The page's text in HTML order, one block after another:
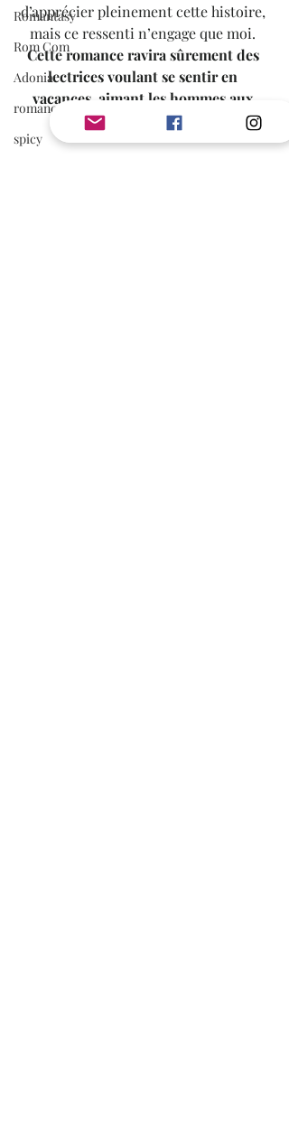
Romantasy
Rom Com
Adonia
romance sportive
spicy
d’apprécier pleinement cette histoire,
mais ce ressenti n’engage que moi.
Cette romance ravira sûrement des
lectrices voulant se sentir en
vacances, aimant les hommes aux
accents latins.